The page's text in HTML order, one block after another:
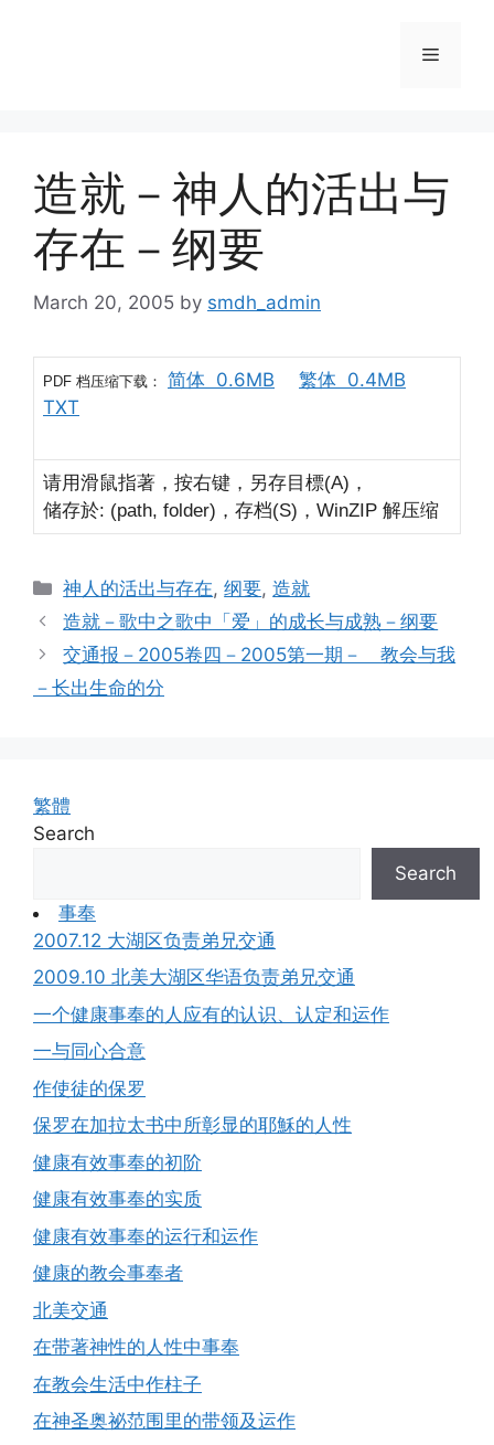
Menu
造就－神人的活出与
存在－纲要
March 20, 2005 by smdh_admin
PDF 档压缩下载： 简体 0.6MB
繁体 0.4MB
TXT
请用滑鼠指著，按右键，另存目標(A) ，
储存於: (path, folder) ，存档(S) ， WinZIP 解压缩
Categories
神人的活出与存在,纲要,造就
造就－歌中之歌中「爱」的成长与成熟－纲要
交通报－2005卷四－2005第一期－ 教会与我
－长出生命的分
繁體
Search
Search
事奉
2007.12 大湖区负责弟兄交通
2009.10 北美大湖区华语负责弟兄交通
一个健康事奉的人应有的认识、认定和运作
一与同心合意
作使徒的保罗
保罗在加拉太书中所彰显的耶穌的人性
健康有效事奉的初阶
健康有效事奉的实质
健康有效事奉的运行和运作
健康的教会事奉者
北美交通
在带著神性的人性中事奉
在教会生活中作柱子
在神圣奥祕范围里的带领及运作